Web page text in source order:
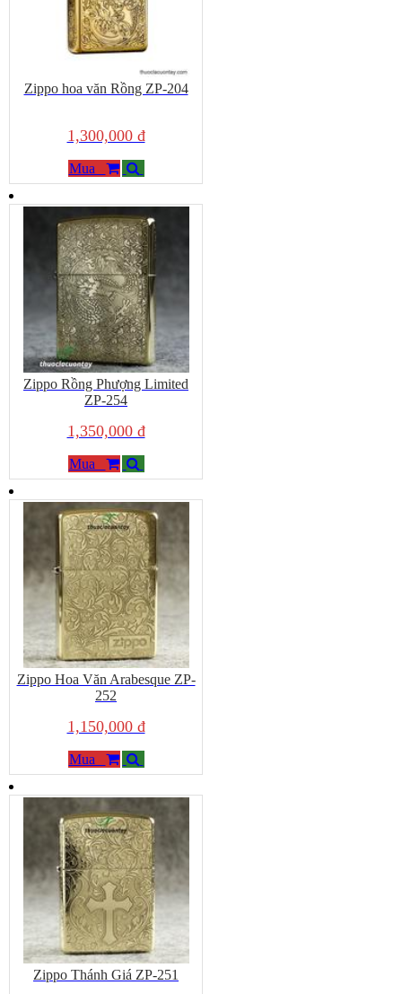
Zippo hoa văn Rồng ZP-204
1,300,000 đ
Mua
Zippo Rồng Phượng Limited
ZP-254
1,350,000 đ
Mua
Zippo Hoa Văn Arabesque ZP-
252
1,150,000 đ
Mua
Zippo Thánh Giá ZP-251